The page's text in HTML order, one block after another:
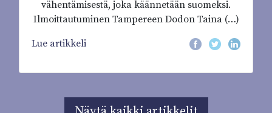
vähentämisestä, joka käännetään suomeksi.
Ilmoittautuminen Tampereen Dodon Taina (…)
Lue artikkeli